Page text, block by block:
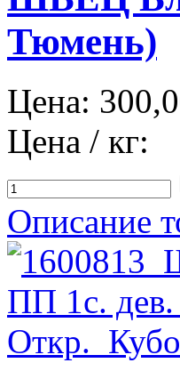
Тюмень)
Цена:
Цена / кг:
Описание